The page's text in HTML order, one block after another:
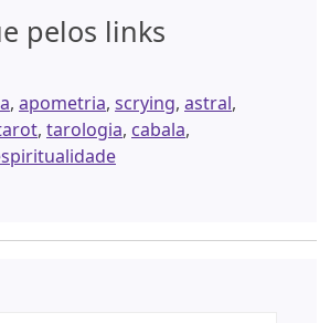
pelos links
, apometria, scrying, astral,
, tarologia, cabala,